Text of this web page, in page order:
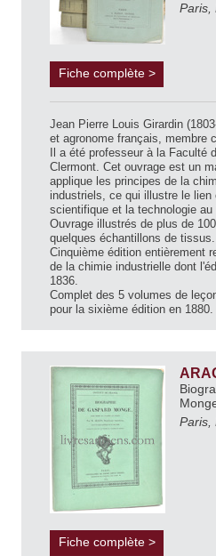
Paris,
Fiche complète >
Jean Pierre Louis Girardin
et agronome français, membre
Il a été professeur à la Faculté
Clermont. Cet ouvrage est un
applique les principes de la
industriels, ce qui illustre le lien
scientifique et la technologie
Ouvrage illustrés de plus de
quelques échantillons de tissus.
Cinquième édition entièrement
de la chimie industrielle dont
1836.
Complet des 5 volumes de
pour la sixième édition en 1880.
Paris,
Fiche complète >